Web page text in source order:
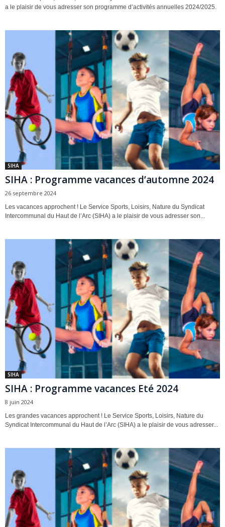
a le plaisir de vous adresser son programme d’activités annuelles 2024/2025.
SIHA
SIHA : Programme vacances d’automne 2024
26 septembre 2024
Les vacances approchent ! Le Service Sports, Loisirs, Nature du Syndicat
Intercommunal du Haut de l’Arc (SIHA) a le plaisir de vous adresser son...
SIHA
SIHA : Programme vacances Eté 2024
8 juin 2024
Les grandes vacances approchent ! Le Service Sports, Loisirs, Nature du
Syndicat Intercommunal du Haut de l’Arc (SIHA) a le plaisir de vous adresser...